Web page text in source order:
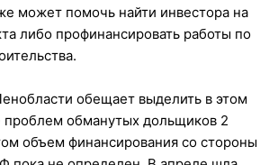
может помочь найти инвестора на
либо профинансировать работы по
обещает выделить в этом
проблем обманутых дольщиков 2
объем финансирования со стороны